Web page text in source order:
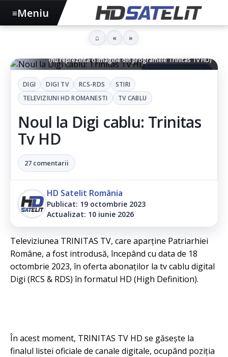
(nu reprezintă o imagine din programele Trinitas Tv HD)
▶ Ascultă articolul
DIGI DIGI TV RCS-RDS
STIRI
TELEVIZIUNI HD ROMANESTI
TV CABLU
Noul la Digi cablu: Trinitas
Tv HD
27 comentarii
HD Satelit România
Publicat: 19 octombrie 2023
Actualizat: 10 iunie 2026
Televiziunea TRINITAS TV, care aparține Patriarhiei
Române, a fost introdusă, începând cu data de 18
octombrie 2023, în oferta abonaților la tv cablu digital
Digi (RCS & RDS) în formatul HD (High Definition).
În acest moment, TRINITAS TV HD se găsește la
finalul listei oficiale de canale digitale, ocupând poziția
≡Meniu
⌂ « »